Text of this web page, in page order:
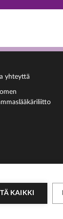
yhteyttä
KAIKKI